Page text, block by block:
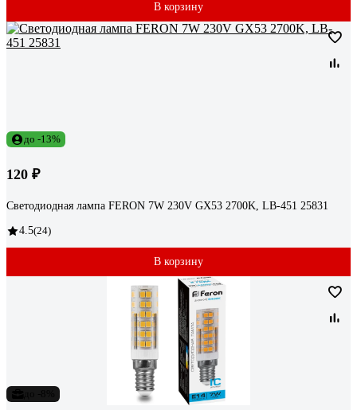
В корзину
до -13%
120 ₽
Светодиодная лампа FERON 7W 230V GX53 2700K, LB-451 25831
4.5(24)
В корзину